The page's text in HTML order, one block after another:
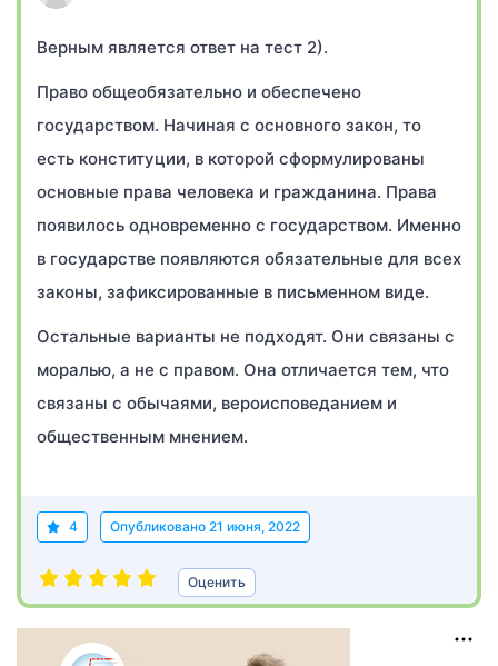
Верным является ответ на тест 2).
Право общеобязательно и обеспечено
государством. Начиная с основного закон, то
есть конституции, в которой сформулированы
основные права человека и гражданина. Права
появилось одновременно с государством. Именно
в государстве появляются обязательные для всех
законы, зафиксированные в письменном виде.
Остальные варианты не подходят. Они связаны с
моралью, а не с правом. Она отличается тем, что
связаны с обычаями, вероисповеданием и
общественным мнением.
4 Опубликовано 21 июня, 2022
Оценить